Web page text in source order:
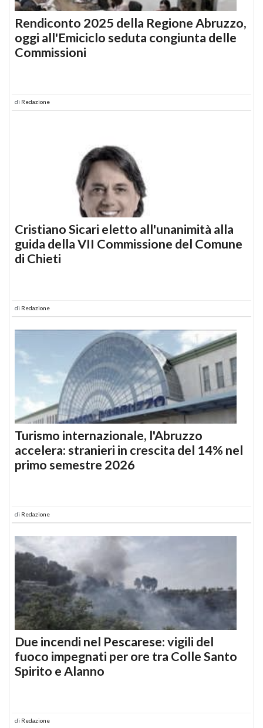
Rendiconto 2025 della Regione Abruzzo,
oggi all'Emiciclo seduta congiunta delle
Commissioni
di Redazione
Cristiano Sicari eletto all'unanimità alla
guida della VII Commissione del Comune
di Chieti
di Redazione
Turismo internazionale, l'Abruzzo
accelera: stranieri in crescita del 14% nel
primo semestre 2026
di Redazione
Due incendi nel Pescarese: vigili del
fuoco impegnati per ore tra Colle Santo
Spirito e Alanno
di Redazione